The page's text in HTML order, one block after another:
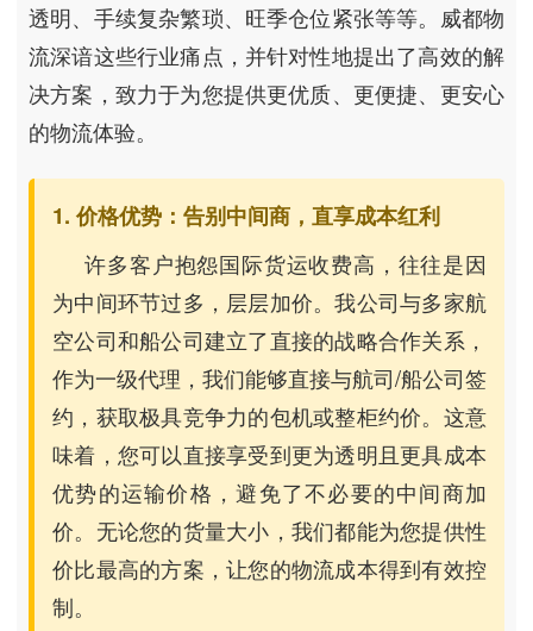
透明、手续复杂繁琐、旺季仓位紧张等等。威都物
流深谙这些行业痛点，并针对性地提出了高效的解
决方案，致力于为您提供更优质、更便捷、更安心
的物流体验。
1. 价格优势：告别中间商，直享成本红利
许多客户抱怨国际货运收费高，往往是因
为中间环节过多，层层加价。我公司与多家航
空公司和船公司建立了直接的战略合作关系，
作为一级代理，我们能够直接与航司/船公司签
约，获取极具竞争力的包机或整柜约价。这意
味着，您可以直接享受到更为透明且更具成本
优势的运输价格，避免了不必要的中间商加
价。无论您的货量大小，我们都能为您提供性
价比最高的方案，让您的物流成本得到有效控
制。